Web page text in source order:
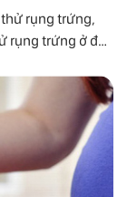
rụng trứng,
rụng trứng ở đâu